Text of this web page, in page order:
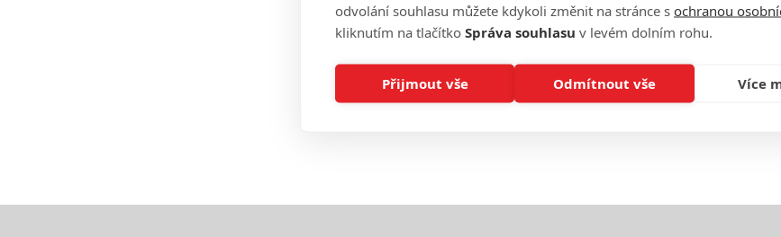
odvolání souhlasu můžete kdykoli změnit na stránce s ochranou
kliknutím na tlačítko Správa souhlasu v levém dolním rohu.
Přijmout vše Odmítnout vše Více